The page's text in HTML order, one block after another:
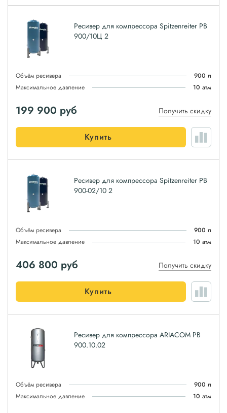
Ресивер для компрессора Spitzenreiter РВ
900/10Ц 2
Объём ресивера
900 л
Максимальное давление
10 атм
199 900 руб Получить скидку
Купить
Ресивер для компрессора Spitzenreiter РВ
900-02/10 2
Объём ресивера
900 л
Максимальное давление
10 атм
406 800 руб Получить скидку
Купить
Ресивер для компрессора ARIACOM РВ
900.10.02
Объём ресивера
900 л
Максимальное давление
10 атм